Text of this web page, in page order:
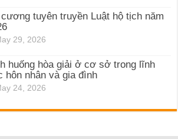
tuyên truyền Luật hộ tịch năm
29, 2026
huống hòa giải ở cơ sở trong lĩnh
hôn nhân và gia đình
24, 2026